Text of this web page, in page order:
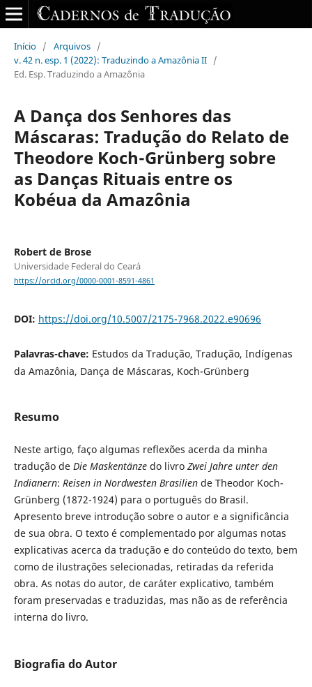
Início / Arquivos /
v. 42 n. esp. 1 (2022): Traduzindo a Amazônia II /
Ed. Esp. Traduzindo a Amazônia
A Dança dos Senhores das
Máscaras: Tradução do Relato de
Theodore Koch-Grünberg sobre
as Danças Rituais entre os
Kobéua da Amazônia
Robert de Brose
Universidade Federal do Ceará
https://orcid.org/0000-0001-8591-4861
DOI: https://doi.org/10.5007/2175-7968.2022.e90696
Palavras-chave: Estudos da Tradução, Tradução, Indígenas
da Amazônia, Dança de Máscaras, Koch-Grünberg
Resumo
Neste artigo, faço algumas reflexões acerda da minha
tradução de Die Maskentänzedo livro Zwei Jahre unter den
Indianern: Reisen in Nordwesten Brasiliende Theodor Koch-
Grünberg (1872-1924) para o português do Brasil.
Apresento breve introdução sobre o autor e a significância
de sua obra. O texto é complementado por algumas notas
explicativas acerca da tradução e do conteúdo do texto, bem
como de ilustrações selecionadas, retiradas da referida
obra. As notas do autor, de caráter explicativo, também
foram preservadas e traduzidas, mas não as de referência
interna do livro.
Biografia do Autor